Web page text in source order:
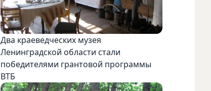
Два краеведческих музея
Ленинградской области стали
победителями грантовой программы
ВТБ